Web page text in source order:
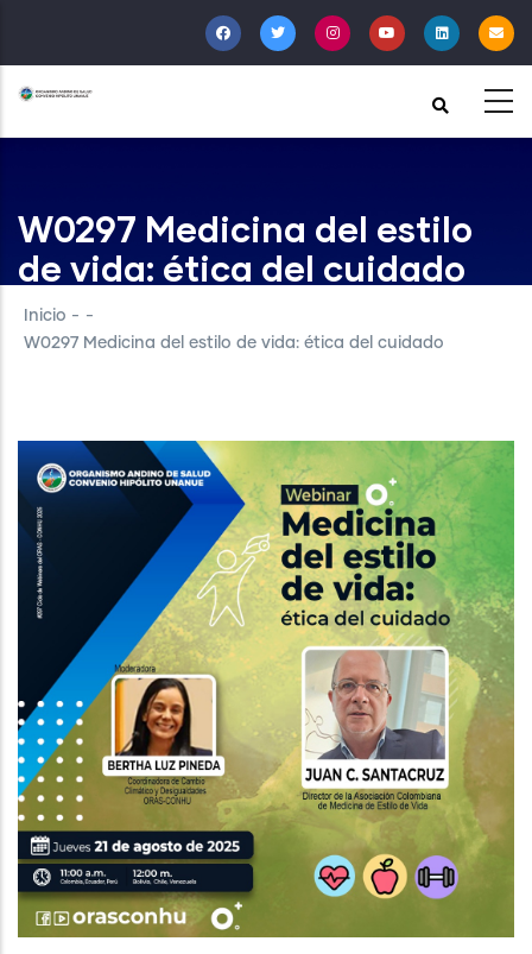
al
contenido
principal
W0297 Medicina del estilo
de vida: ética del cuidado
Inicio - -
W0297 Medicina del estilo de vida: ética del cuidado